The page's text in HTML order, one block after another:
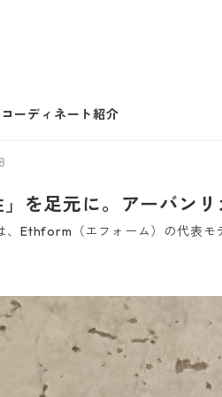
ーディネート紹介
」を足元に。アーバン
、Ethform（エフォーム）の代表